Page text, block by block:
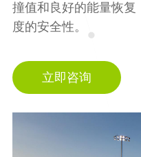
撞值和良好的能量恢复
度的安全性。
立即咨询